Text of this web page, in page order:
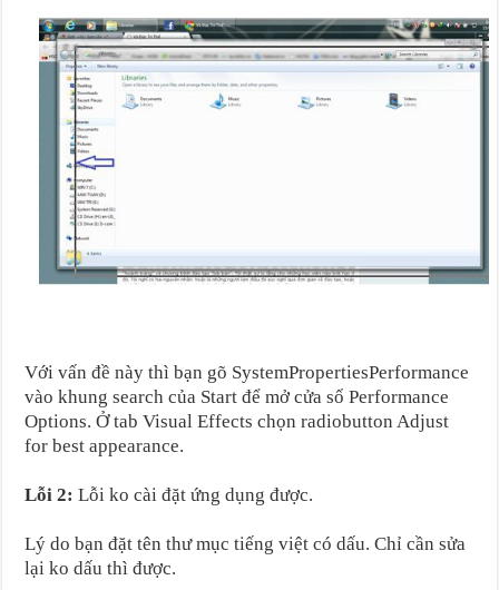
Với vấn đề này thì bạn gõ SystemPropertiesPerformance
vào khung search của Start để mở cửa sổ Performance
Options. Ở tab Visual Effects chọn radiobutton Adjust
for best appearance.
Lỗi 2: Lỗi ko cài đặt ứng dụng được.
Lý do bạn đặt tên thư mục tiếng việt có dấu. Chỉ cần sửa
lại ko dấu thì được.